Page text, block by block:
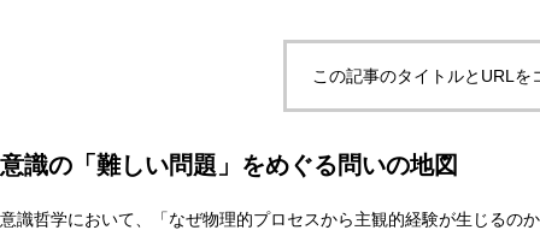
この記事のタイトルとURLを
意識の「難しい問題」をめぐる問いの地図
意識哲学において、「なぜ物理的プロセスから主観的経験が生じるの